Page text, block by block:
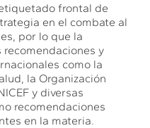
frontal de
en el combate al
por lo que la
recomendaciones y
como la
la Organización
y diversas
recomendaciones
en la materia.